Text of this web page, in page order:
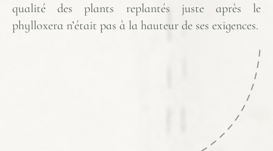
qualité des plants replantés juste après le
phylloxera n’était pas à la hauteur de ses exigences.